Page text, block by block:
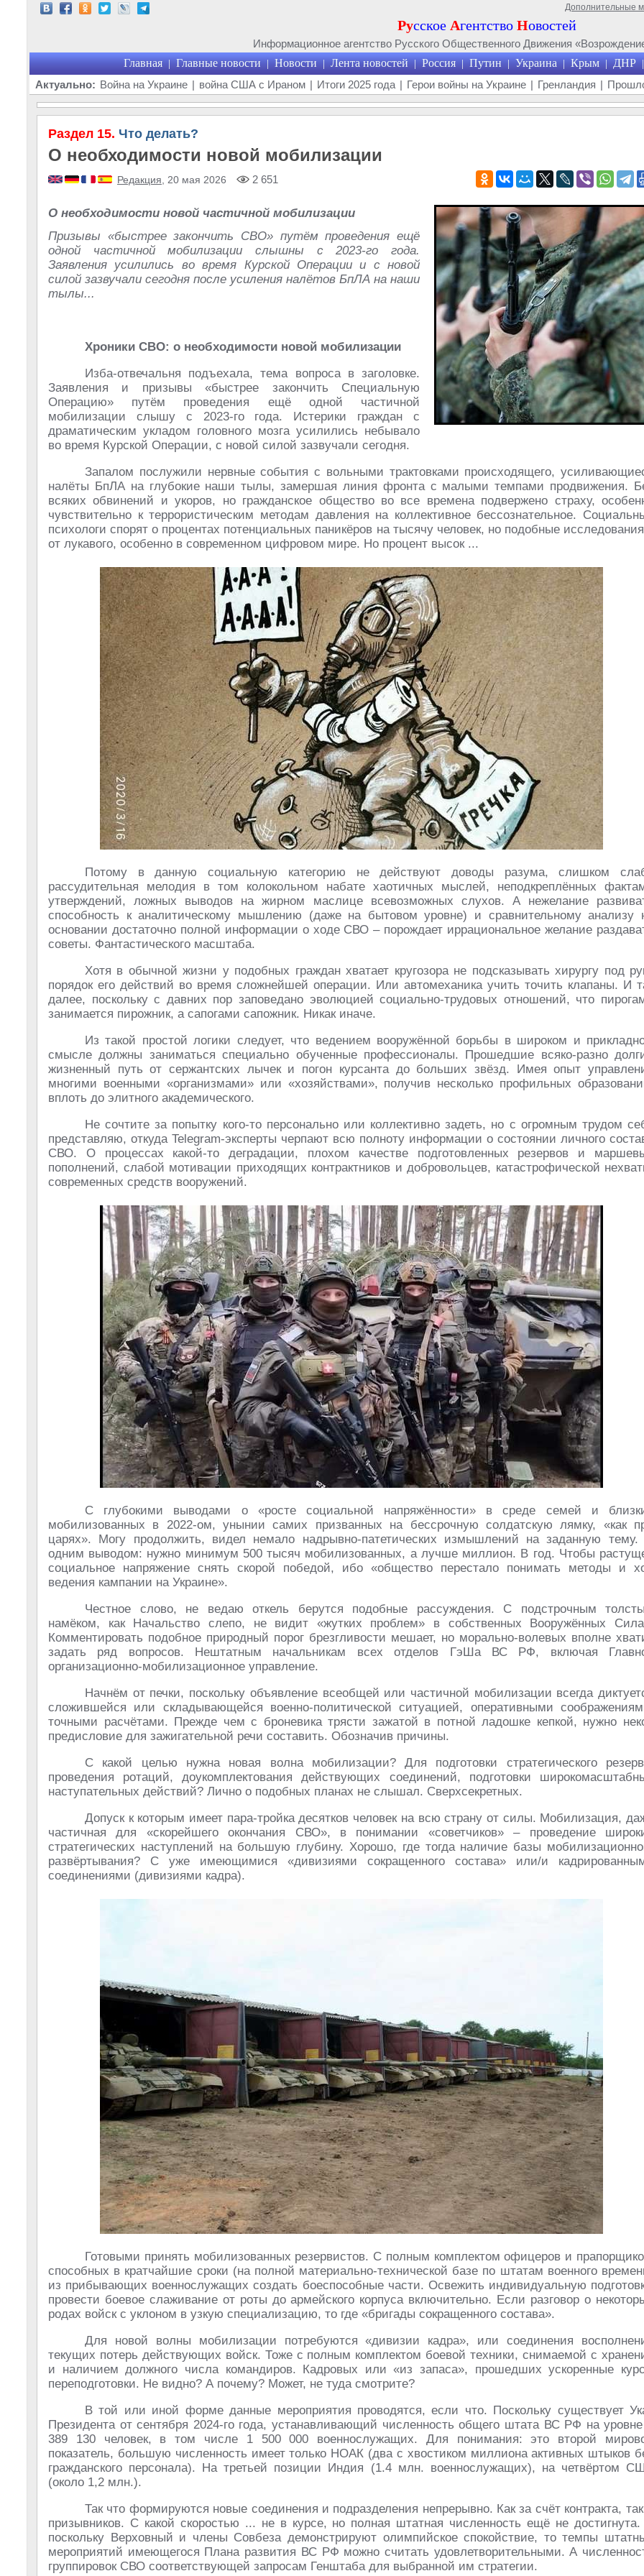
Дополнительные
Русское Агентство Новостей
Информационное агентство Русского Общественного Движения
Главная | Главные новости | Новости | Лента новостей | Россия | Путин | Украина | Крым | ДНР |
Актуально: Война на Украине | война США с Ираном | Итоги 2025 года | Герои войны на Украине | Гренландия |
Раздел 15. Что делать?
О необходимости новой мобилизации
Редакция , 20 мая 2026 2 651
О необходимости новой частичной мобилизации
Призывы «быстрее закончить СВО» путём проведения ещё
одной частичной мобилизации слышны с 2023-го года.
Заявления усилились во время Курской Операции и с новой
силой зазвучали сегодня после усиления налётов БпЛА на наши
тылы...
Хроники СВО: о необходимости новой мобилизации
Изба-отвечальня подъехала, тема вопроса в заголовке.
Заявления и призывы «быстрее закончить Специальную
Операцию» путём проведения ещё одной частичной
мобилизации слышу с 2023-го года. Истерики граждан с
драматическим укладом головного мозга усилились небывало
во время Курской Операции, с новой силой зазвучали сегодня.
Запалом послужили нервные события с вольными трактовками происходящего,
налёты БпЛА на глубокие наши тылы, замершая линия фронта с малыми темпами продвижения.
всяких обвинений и укоров, но гражданское общество во все времена подвержено страху,
чувствительно к террористическим методам давления на коллективное бессознательное.
психологи спорят о процентах потенциальных паникёров на тысячу человек, но подобные
от лукавого, особенно в современном цифровом мире. Но процент высок ...
Потому в данную социальную категорию не действуют доводы разума, слишком
рассудительная мелодия в том колокольном набате хаотичных мыслей, неподкреплённых
утверждений, ложных выводов на жирном маслице всевозможных слухов. А нежелание
способность к аналитическому мышлению (даже на бытовом уровне) и сравнительному анализу
основании достаточно полной информации о ходе СВО – порождает иррациональное желание
советы. Фантастического масштаба.
Хотя в обычной жизни у подобных граждан хватает кругозора не подсказывать хирургу под
порядок его действий во время сложнейшей операции. Или автомеханика учить точить клапаны. И
далее, поскольку с давних пор заповедано эволюцией социально-трудовых отношений, что
занимается пирожник, а сапогами сапожник. Никак иначе.
Из такой простой логики следует, что ведением вооружённой борьбы в широком и
смысле должны заниматься специально обученные профессионалы. Прошедшие всяко-разно
жизненный путь от сержантских лычек и погон курсанта до больших звёзд. Имея опыт
многими военными «организмами» или «хозяйствами», получив несколько профильных
вплоть до элитного академического.
Не сочтите за попытку кого-то персонально или коллективно задеть, но с огромным трудом
представляю, откуда Telegram-эксперты черпают всю полноту информации о состоянии личного
СВО. О процессах какой-то деградации, плохом качестве подготовленных резервов и
пополнений, слабой мотивации приходящих контрактников и добровольцев, катастрофической
современных средств вооружений.
С глубокими выводами о «росте социальной напряжённости» в среде семей и
мобилизованных в 2022-ом, унынии самих призванных на бессрочную солдатскую лямку, «как
царях». Могу продолжить, видел немало надрывно-патетических измышлений на заданную
одним выводом: нужно минимум 500 тысяч мобилизованных, а лучше миллион. В год. Чтобы
социальное напряжение снять скорой победой, ибо «общество перестало понимать методы и
ведения кампании на Украине».
Честное слово, не ведаю откель берутся подобные рассуждения. С подстрочным
намёком, как Начальство слепо, не видит «жутких проблем» в собственных Вооружённых
Комментировать подобное природный порог брезгливости мешает, но морально-волевых вполне
задать ряд вопросов. Нештатным начальникам всех отделов ГэШа ВС РФ, включая
организационно-мобилизационное управление.
Начнём от печки, поскольку объявление всеобщей или частичной мобилизации всегда
сложившейся или складывающейся военно-политической ситуацией, оперативными
точными расчётами. Прежде чем с броневика трясти зажатой в потной ладошке кепкой, нужно
предисловие для зажигательной речи составить. Обозначив причины.
С какой целью нужна новая волна мобилизации? Для подготовки стратегического
проведения ротаций, доукомплектования действующих соединений, подготовки
наступательных действий? Лично о подобных планах не слышал. Сверхсекретных.
Допуск к которым имеет пара-тройка десятков человек на всю страну от силы. Мобилизация,
частичная для «скорейшего окончания СВО», в понимании «советчиков» – проведение
стратегических наступлений на большую глубину. Хорошо, где тогда наличие базы
развёртывания? С уже имеющимися «дивизиями сокращенного состава» или/и
соединениями (дивизиями кадра).
Готовыми принять мобилизованных резервистов. С полным комплектом офицеров и
способных в кратчайшие сроки (на полной материально-технической базе по штатам военного
из прибывающих военнослужащих создать боеспособные части. Освежить индивидуальную
провести боевое слаживание от роты до армейского корпуса включительно. Если разговор о
родах войск с уклоном в узкую специализацию, то где «бригады сокращенного состава».
Для новой волны мобилизации потребуются «дивизии кадра», или соединения
текущих потерь действующих войск. Тоже с полным комплектом боевой техники, снимаемой с
и наличием должного числа командиров. Кадровых или «из запаса», прошедших ускоренные
переподготовки. Не видно? А почему? Может, не туда смотрите?
В той или иной форме данные мероприятия проводятся, если что. Поскольку существует
Президента от сентября 2024-го года, устанавливающий численность общего штата ВС РФ на
389 130 человек, в том числе 1 500 000 военнослужащих. Для понимания: это второй
показатель, большую численность имеет только НОАК (два с хвостиком миллиона активных штыков
гражданского персонала). На третьей позиции Индия (1.4 млн. военнослужащих), на четвёртом
(около 1,2 млн.).
Так что формируются новые соединения и подразделения непрерывно. Как за счёт контракта,
призывников. С какой скоростью ... не в курсе, но полная штатная численность ещё не
поскольку Верховный и члены Совбеза демонстрируют олимпийское спокойствие, то темпы
мероприятий имеющегося Плана развития ВС РФ можно считать удовлетворительными. А
группировок СВО соответствующей запросам Генштаба для выбранной им стратегии.